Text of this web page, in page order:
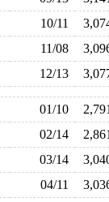
10/11
11/08
12/13
01/10
02/14
03/14
04/11